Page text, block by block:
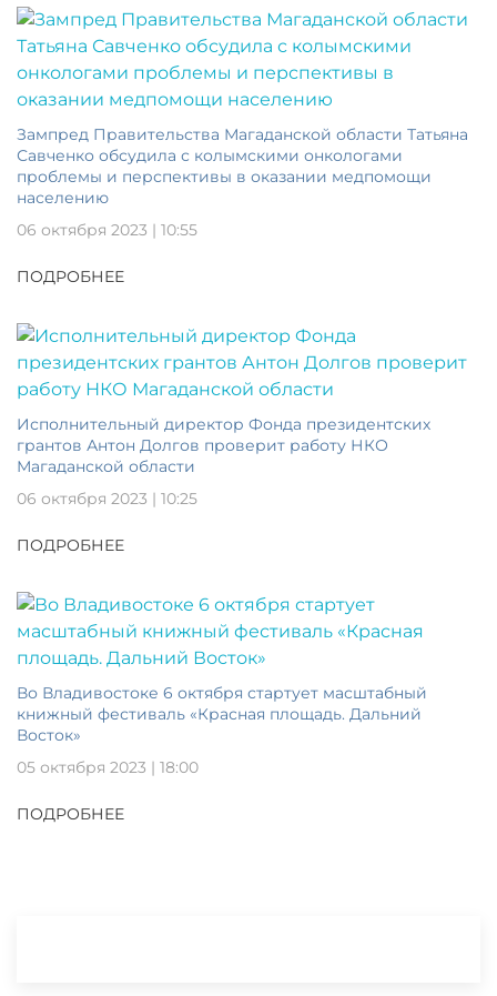
Зампред Правительства Магаданской области Татьяна
Савченко обсудила с колымскими онкологами
проблемы и перспективы в оказании медпомощи
населению
06 октября 2023 | 10:55
ПОДРОБНЕЕ
Исполнительный директор Фонда президентских
грантов Антон Долгов проверит работу НКО
Магаданской области
06 октября 2023 | 10:25
ПОДРОБНЕЕ
Во Владивостоке 6 октября стартует масштабный
книжный фестиваль «Красная площадь. Дальний
Восток»
05 октября 2023 | 18:00
ПОДРОБНЕЕ